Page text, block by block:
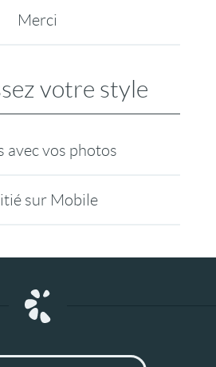
Merci
votre style
avec vos photos
sur Mobile